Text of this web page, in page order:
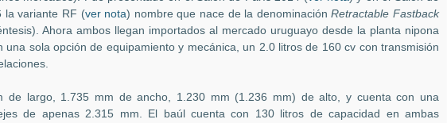
la variante RF (ver nota) nombre que nace de la denominaciónRetractable Fastback
Ahora ambos llegan importados al mercado uruguayo desde la planta nipona
una sola opción de equipamiento y mecánica, un 2.0 litros de 160 cv con transmisión
de largo, 1.735 mm de ancho, 1.230 mm (1.236 mm) de alto, y cuenta con una
de apenas 2.315 mm. El baúl cuenta con 130 litros de capacidad en ambas